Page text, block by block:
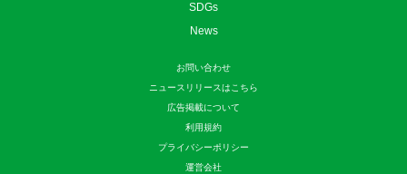
SDGs
News
お問い合わせ
ニュースリリースはこちら
広告掲載について
利用規約
プライバシーポリシー
運営会社